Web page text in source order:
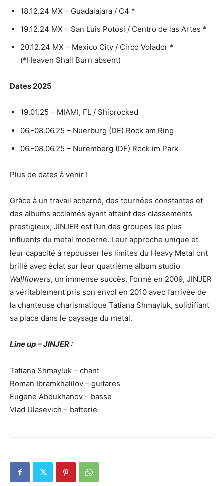
18.12.24 MX – Guadalajara / C4 *
19.12.24 MX – San Luis Potosi / Centro de las Artes *
20.12.24 MX – Mexico City / Circo Volador *
(*Heaven Shall Burn absent)
Dates 2025
19.01.25 – MIAMI, FL / Shiprocked
06.-08.06.25 – Nuerburg (DE) Rock am Ring
06.-08.06.25 – Nuremberg (DE) Rock im Park
Plus de dates à venir !
Grâce à un travail acharné, des tournées constantes et
des albums acclamés ayant atteint des classements
prestigieux, JINJER est l’un des groupes les plus
influents du metal moderne. Leur approche unique et
leur capacité à repousser les limites du Heavy Metal ont
brillé avec éclat sur leur quatrième album studio
Wallflowers, un immense succès. Formé en 2009, JINJER
a véritablement pris son envol en 2010 avec l’arrivée de
la chanteuse charismatique Tatiana Shmayluk, solidifiant
sa place dans le paysage du metal.
Line up – JINJER :
Tatiana Shmayluk – chant
Roman Ibramkhalilov – guitares
Eugene Abdukhanov – basse
Vlad Ulasevich – batterie